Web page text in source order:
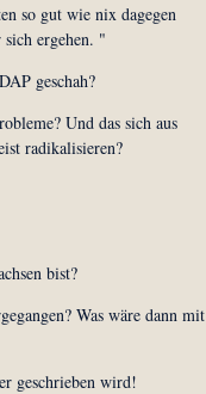
so gut wie nix dagegen
sich ergehen. "
geschah?
Und das sich aus
radikalisieren?
bist?
Was wäre dann mit
geschrieben wird!